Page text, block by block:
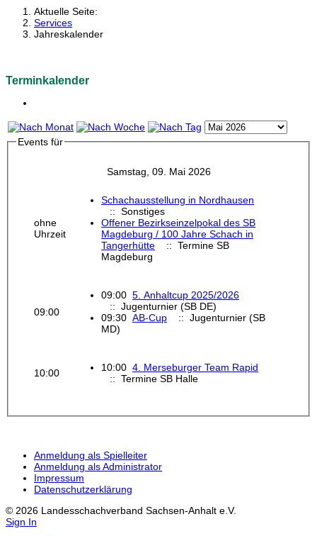
Aktuelle Seite:
Services
Jahreskalender
Terminkalender
Events für
Samstag, 09. Mai 2026
ohne
Uhrzeit
Schachausstellung in Nordhausen
:: Sonstiges
Offener Bezirkseinzelpokal des SB
Magdeburg / 100 Jahre Schach in
Tangerhütte
:: Termine SB
Magdeburg
09:00
09:00 5. Anhaltcup 2025/2026
:: Jugenturnier (SB DE)
09:30 AB-Cup
:: Jugenturnier (SB
MD)
10:00 10:00 4. Merseburger Team Rapid
:: Termine SB Halle
Anmeldung als Spielleiter
Anmeldung als Administrator
Impressum
Datenschutzerklärung
© 2026 Landesschachverband Sachsen-Anhalt e.V.
Sign In